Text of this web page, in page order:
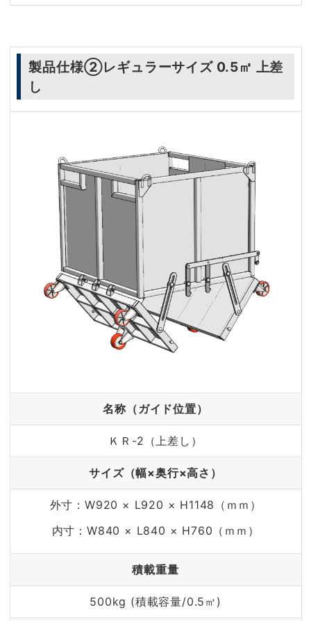
製品仕様②レギュラーサイズ 0.5㎥ 上差
し
名称（ガイド位置）
ＫＲ-2（上差し）
サイズ（幅×奥行×高さ）
外寸：W920 × L920 × H1148（ｍｍ）
内寸：W840 × L840 × H760（ｍｍ）
積載重量
500kg (積載容量/0.5㎥)